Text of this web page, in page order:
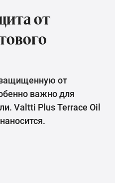
от
защищенную от
важно для
Valtti Plus Terrace Oil